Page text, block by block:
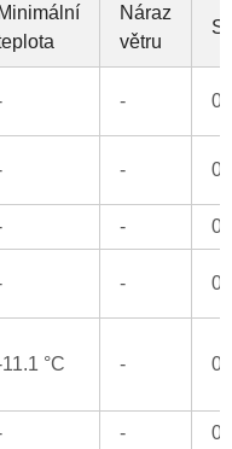
Minimální
Náraz
větru
- 0
- 0
- 0
- 0
°C - 0
- 0